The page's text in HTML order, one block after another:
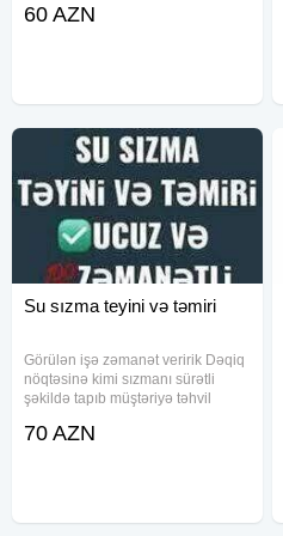
vacibdir. Peşəkar komandamız
60 AZN
Su sızma teyini və təmiri
Görülən işə zəmanət veririk Dəqiq
nöqtəsinə kimi sızmanı sürətli
şəkildə tapıb müştəriyə təhvil
qiymətlə yalnız biz işləyirik Bakı və
70 AZN